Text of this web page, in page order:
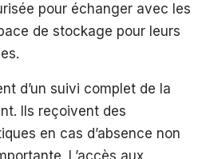
pour échanger avec les
de stockage pour leurs
d’un suivi complet de la
Ils reçoivent des
en cas d’absence non